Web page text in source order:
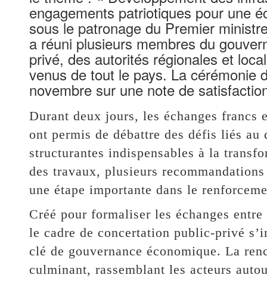
engagements patriotiques pour une
sous le patronage du Premier
a réuni plusieurs membres du
privé, des autorités régionales et
venus de tout le pays. La cérémonie
novembre sur une note de
Durant deux jours, les échanges
ont permis de débattre des défis liés au
structurantes indispensables à la
des travaux, plusieurs
une étape importante dans le
Créé pour formaliser les échanges
le cadre de concertation public-privé
clé de gouvernance économique. La
culminant, rassemblant les acteurs